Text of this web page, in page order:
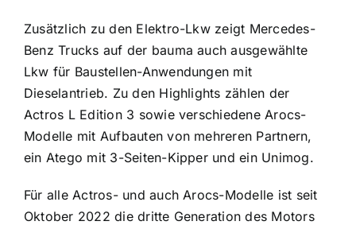
Zusätzlich zu den Elektro-Lkw zeigt Mercedes-
Benz Trucks auf der bauma auch ausgewählte
Lkw für Baustellen-Anwendungen mit
Dieselantrieb. Zu den Highlights zählen der
Actros L Edition 3 sowie verschiedene Arocs-
Modelle mit Aufbauten von mehreren Partnern,
ein Atego mit 3-Seiten-Kipper und ein Unimog.
Für alle Actros- und auch Arocs-Modelle ist seit
Oktober 2022 die dritte Generation des Motors